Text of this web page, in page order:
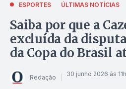
ESPORTES ÚLTIMAS NOTÍCIAS
Saiba por que a
excluída da
da Copa do Brasil
Redação 30 junho 2026 às